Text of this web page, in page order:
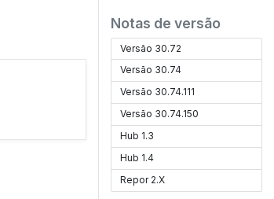
Notas de versão
Versão 30.72
Versão 30.74
Versão 30.74.111
Versão 30.74.150
Hub 1.3
Hub 1.4
Repor 2.X